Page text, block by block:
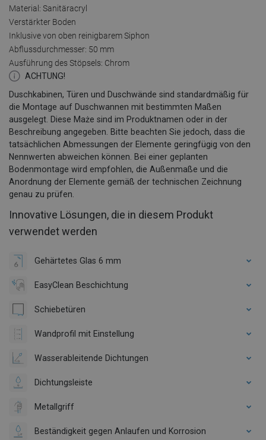
Material: Sanitäracryl
Verstärkter Boden
Inklusive von oben reinigbarem Siphon
Abflussdurchmesser: 50 mm
Ausführung des Stöpsels: Chrom
ACHTUNG!
Duschkabinen, Türen und Duschwände sind standardmäßig für
die Montage auf Duschwannen mit bestimmten Maßen
ausgelegt. Diese Maże sind im Produktnamen oder in der
Beschreibung angegeben. Bitte beachten Sie jedoch, dass die
tatsächlichen Abmessungen der Elemente geringfügig von den
Nennwerten abweichen können. Bei einer geplanten
Bodenmontage wird empfohlen, die Außenmaße und die
Anordnung der Elemente gemäß der technischen Zeichnung
genau zu prüfen.
Innovative Lösungen, die in diesem Produkt
verwendet werden
Gehärtetes Glas 6 mm
EasyClean Beschichtung
Schiebetüren
Wandprofil mit Einstellung
Wasserableitende Dichtungen
Dichtungsleiste
Metallgriff
Beständigkeit gegen Anlaufen und Korrosion